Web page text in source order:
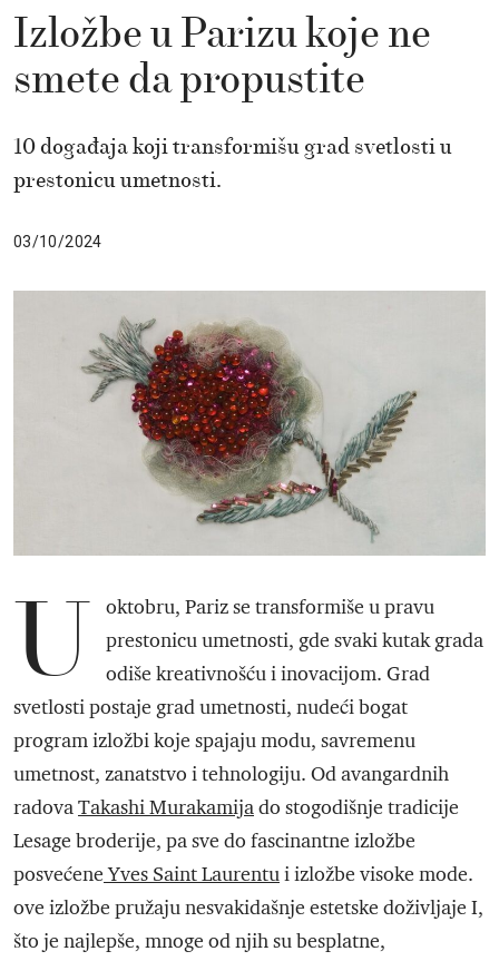
Izložbe u Parizu koje ne
smete da propustite
10 događaja koji transformišu grad svetlosti u
prestonicu umetnosti.
03/10/2024
U
oktobru, Pariz se transformiše u pravu
prestonicu umetnosti, gde svaki kutak grada
odiše kreativnošću i inovacijom. Grad
svetlosti postaje grad umetnosti, nudeći bogat
program izložbi koje spajaju modu, savremenu
umetnost, zanatstvo i tehnologiju. Od avangardnih
radovaTakashi Murakamijado stogodišnje tradicije
Lesage broderije, pa sve do fascinantne izložbe
posvećeneYves Saint Laurentui izložbe visoke mode.
ove izložbe pružaju nesvakidašnje estetske doživljaje I,
što je najlepše, mnoge od njih su besplatne,